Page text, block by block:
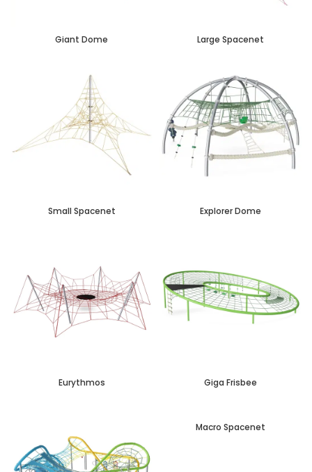
Giant Dome Large Spacenet
Small Spacenet Explorer Dome
Eurythmos Giga Frisbee
Macro Spacenet